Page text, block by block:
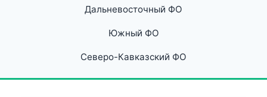
Дальневосточный ФО
Южный ФО
Северо-Кавказский ФО